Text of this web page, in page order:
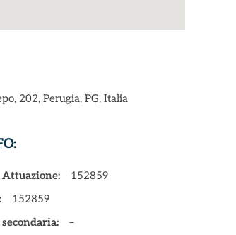
202, Perugia, PG, Italia
Attuazione:
152859
152859
secondaria:
–